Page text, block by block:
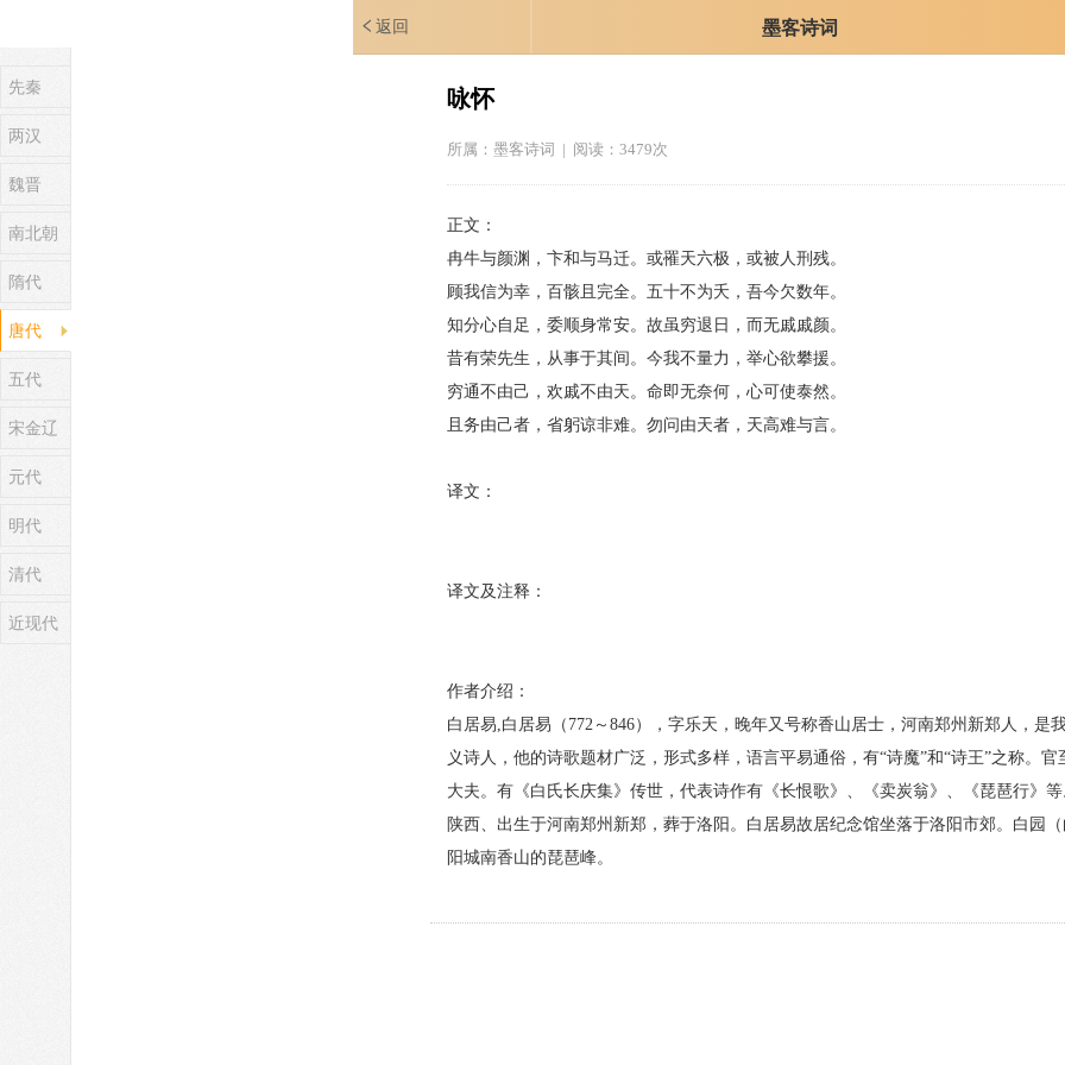
返回 墨客诗词
先秦
两汉
魏晋
南北朝
隋代
唐代
五代
宋金辽
元代
明代
清代
近现代
咏怀
所属： 墨客诗词 | 阅读：3479次
正文：
冉牛与颜渊，卞和与马迁。或罹天六极，或被人刑残。
顾我信为幸，百骸且完全。五十不为夭，吾今欠数年。
知分心自足，委顺身常安。故虽穷退日，而无戚戚颜。
昔有荣先生，从事于其间。今我不量力，举心欲攀援。
穷通不由己，欢戚不由天。命即无奈何，心可使泰然。
且务由己者，省躬谅非难。勿问由天者，天高难与言。
译文：
译文及注释：
作者介绍：
白居易,白居易（772～846），字乐天，晚年又号称香山居士，河南郑州新郑人，是
义诗人，他的诗歌题材广泛，形式多样，语言平易通俗，有“诗魔”和“诗王”之称。
大夫。有《白氏长庆集》传世，代表诗作有《长恨歌》、《卖炭翁》、《琵琶行》
陕西、出生于河南郑州新郑，葬于洛阳。白居易故居纪念馆坐落于洛阳市郊。白园
阳城南香山的琵琶峰。